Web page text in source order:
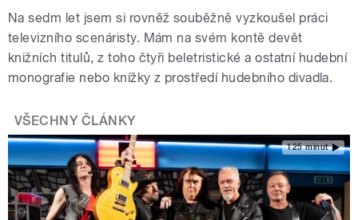
Na sedm let jsem si rovněž souběžně vyzkoušel práci
televizního scenáristy. Mám na svém kontě devět
knižních titulů, z toho čtyři beletristické a ostatní hudební
monografie nebo knížky z prostředí hudebního divadla.
VŠECHNY ČLÁNKY
125 minut